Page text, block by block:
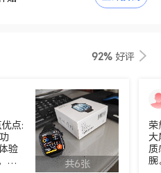
92% 好评
点:
验
搭
共6张
荣
大
质
腕